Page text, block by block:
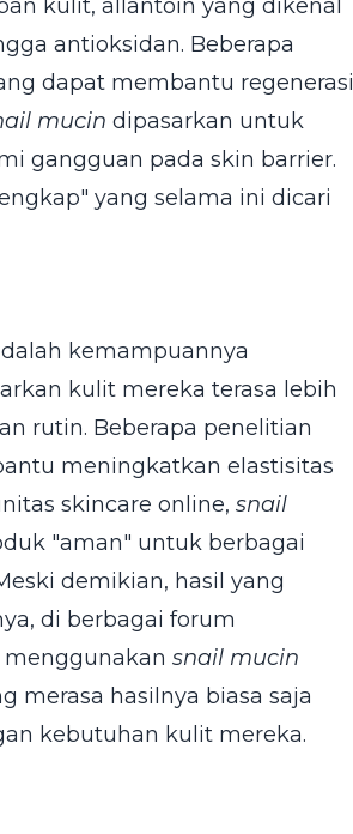
kulit, allantoin yang dikenal
antioksidan. Beberapa
dapat membantu regenerasi
mucin dipasarkan untuk
gangguan pada skin barrier.
yang selama ini dicari
kemampuannya
kulit mereka terasa lebih
rutin. Beberapa penelitian
meningkatkan elastisitas
skincare online, snail
"aman" untuk berbagai
demikian, hasil yang
di berbagai forum
snail mucin
merasa hasilnya biasa saja
kebutuhan kulit mereka.